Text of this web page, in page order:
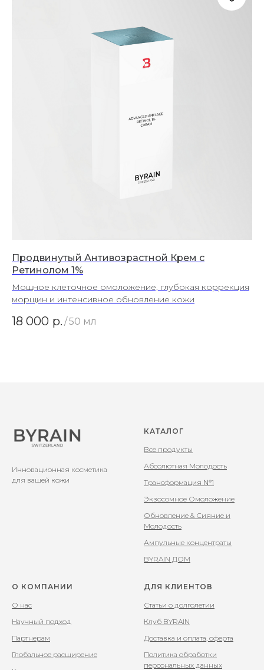
Продвинутый Антивозрастной Крем с
Ретинолом 1%
Мощное клеточное омоложение, глубокая коррекция
морщин и интенсивное обновление кожи
18 000 р. /50 мл
Инновационная косметика
для вашей кожи
КАТАЛОГ
Все продукты
Абсолютная Молодость
Трансформация №1
Экзосомное Омоложение
Обновление & Сияние и
Молодость
Ампульные концентраты
BYRAIN ДОМ
О КОМПАНИИ
О нас
Научный подход
Партнерам
Глобальное расширение
ДЛЯ КЛИЕНТОВ
Статьи о долголетии
Клуб BYRAIN
Доставка и оплата, оферта
Политика обработки
персональных данных